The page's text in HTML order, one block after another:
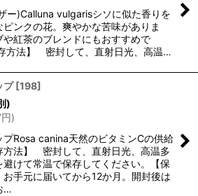
ー)Calluna vulgarisシソに似た香りを
ピンクの花。爽やかな苦味がありま
や紅茶のブレンドにもおすすめで
方法】 密封して、直射日光、高温…
プ [198]
)
円)
プRosa canina天然のビタミンCの供給
方法】 密封して、直射日光、高温多
避けて常温で保存してください。【保
手元に届いてから12か月。開封後は
…